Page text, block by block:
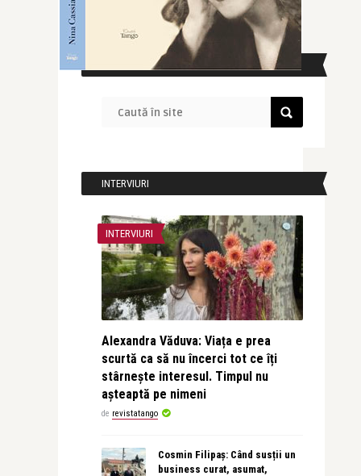
CAUTĂ ÎN SITE
INTERVIURI
INTERVIURI
Alexandra Văduva: Viața e prea
scurtă ca să nu încerci tot ce îți
stârnește interesul. Timpul nu
așteaptă pe nimeni
de revistatango
Cosmin Filipaș: Când susții un
business curat, asumat,